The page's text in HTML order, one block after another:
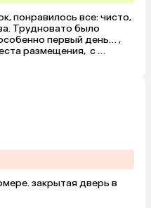
понравилось все: чисто,
Трудновато было
первый день… ,
размещения,  с
закрытая дверь в